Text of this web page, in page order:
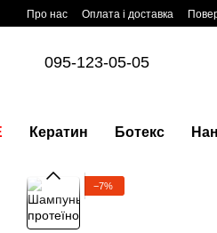
Перейти до основного контенту
Про нас Оплата і доставка
095-123-05-05
Кератин Ботекс
−7%